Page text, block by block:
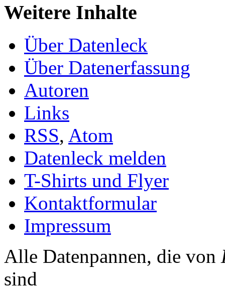
Weitere Inhalte
Über Datenleck
Über Datenerfassung
Autoren
Links
RSS, Atom
Datenleck melden
T-Shirts und Flyer
Kontaktformular
Impressum
Alle Datenpannen, die von
sind